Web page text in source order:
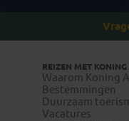
REIZEN MET
Waarom Koning
Bestemmingen
Duurzaam
Vacatures